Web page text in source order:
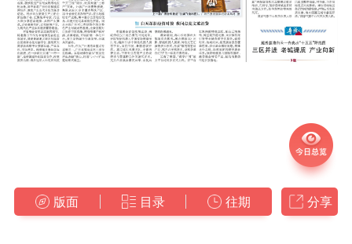
版面 目录 往期 分享